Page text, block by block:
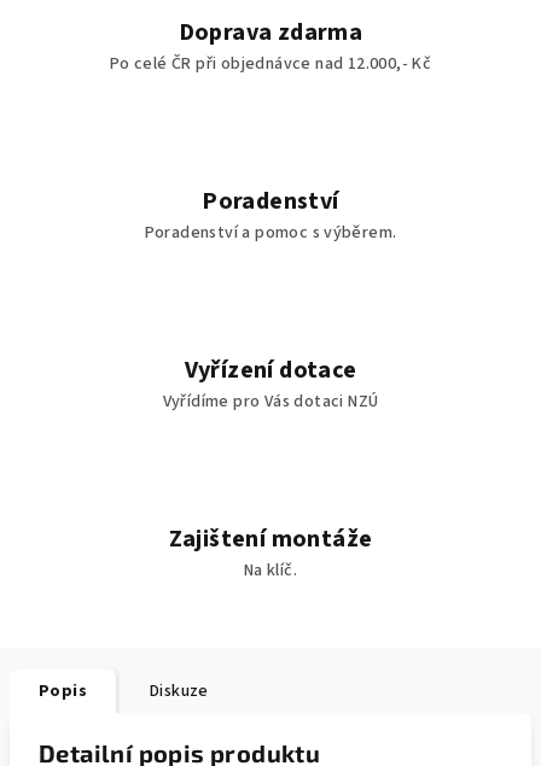
Doprava zdarma
Po celé ČR při objednávce nad 12.000,- Kč
Poradenství
Poradenství a pomoc s výběrem.
Vyřízení dotace
Vyřídíme pro Vás dotaci NZÚ
Zajištení montáže
Na klíč.
Popis Diskuze
Detailní popis produktu